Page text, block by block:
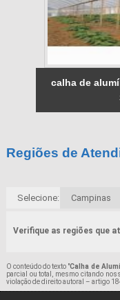
calha de
Regiões de
Selecione: Campinas
Verifique as regiões que
O conteúdo do texto "Calha de
parcial ou total, mesmo citando
violação de direito autoral – artigo